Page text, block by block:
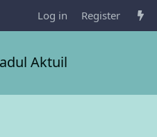
Log in Register
Aktuil